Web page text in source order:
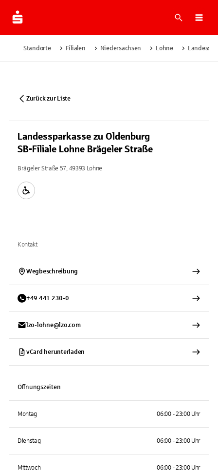
Suche
Standorte Filialen Niedersachsen Lohne
Zurück zur Liste
Landessparkasse zu Oldenburg
SB-Filiale Lohne Brägeler Straße
Brägeler Straße 57, 49393 Lohne
Kontakt
Wegbeschreibung
+49 441 230-0
lzo-lohne@lzo.com
vCard herunterladen
Öffnungszeiten
Montag 06:00 - 23:00 Uhr
Dienstag 06:00 - 23:00 Uhr
Mittwoch 06:00 - 23:00 Uhr